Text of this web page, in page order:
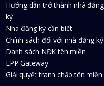
Hướng dẫn trở thành nhà đăng
ký
Nhà đăng ký cần biết
Chính sách đối với nhà đăng ký
Danh sách NĐK tên miền
EPP Gateway
Giải quyết tranh chấp tên miền